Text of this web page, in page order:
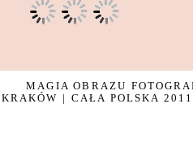
MAGIA OBRAZU
KRAKÓW | CAŁA POLSKA